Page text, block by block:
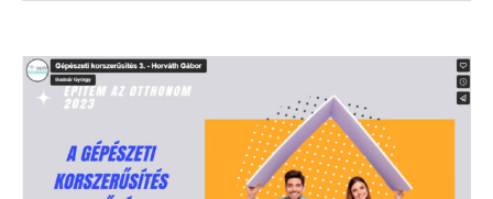
Gépészeti
korszerűsítés